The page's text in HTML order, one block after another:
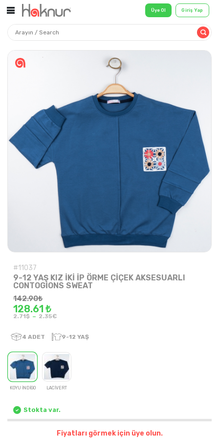
Üye Ol
#11037
9-12 YAŞ KIZ İKİ İP ÖRME ÇİÇEK AKSESUARLI
CONTOGİONS SWEAT
142.90₺
128.61 ₺
2.71$ - 2.35€
4 ADET 9-12 YAŞ
KOYU İNDİGO LACİVERT
Stokta var.
Fiyatları görmek için üye olun.